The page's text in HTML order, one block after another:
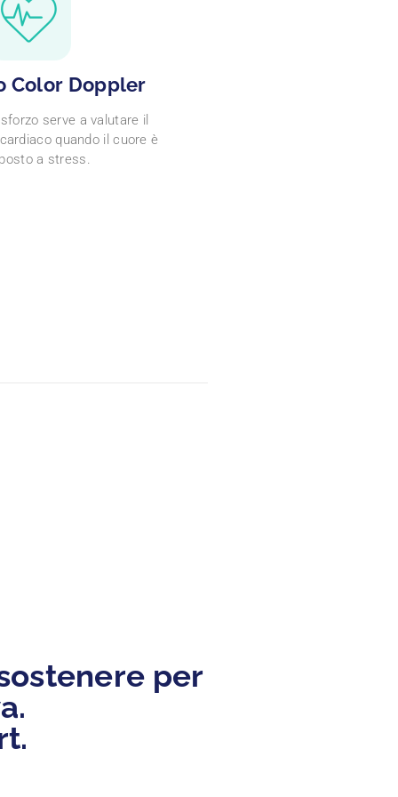
Color Doppler
serve a valutare il
quando il cuore è
a stress.
per